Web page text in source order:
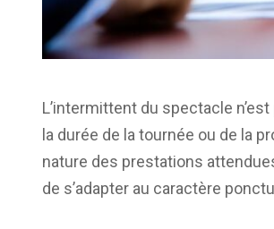
L’intermittent du spectacle
la durée de la tournée ou de la
nature des prestations
de s’adapter au caractère